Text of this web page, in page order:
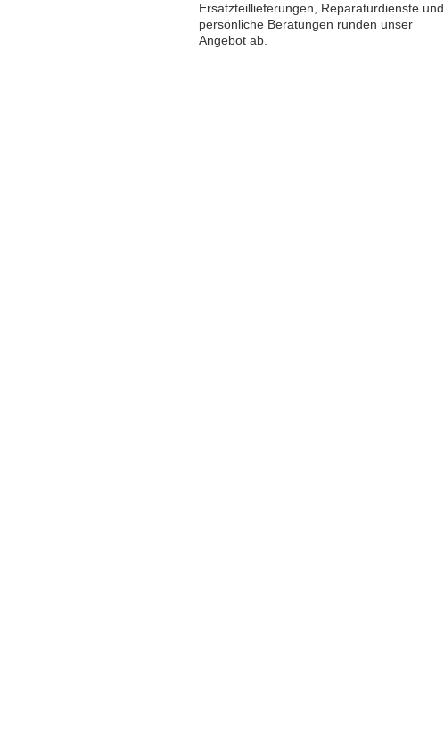
Ersatzteillieferungen, Reparaturdienste und
persönliche Beratungen runden unser
Angebot ab.